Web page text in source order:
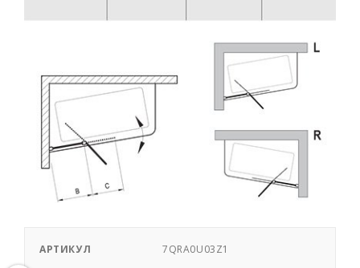
АРТИКУЛ 7QRA0U03Z1